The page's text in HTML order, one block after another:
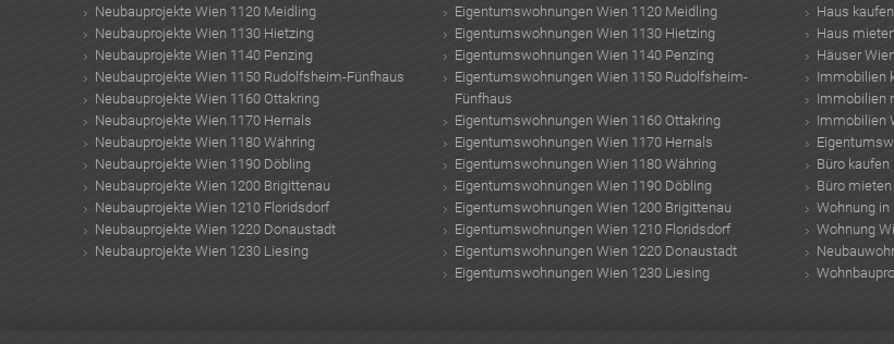
Neubauprojekte Wien 1120 Meidling
Neubauprojekte Wien 1130 Hietzing
Neubauprojekte Wien 1140 Penzing
Neubauprojekte Wien 1150 Rudolfsheim-Fünfhaus
Neubauprojekte Wien 1160 Ottakring
Neubauprojekte Wien 1170 Hernals
Neubauprojekte Wien 1180 Währing
Neubauprojekte Wien 1190 Döbling
Neubauprojekte Wien 1200 Brigittenau
Neubauprojekte Wien 1210 Floridsdorf
Neubauprojekte Wien 1220 Donaustadt
Neubauprojekte Wien 1230 Liesing
Eigentumswohnungen Wien 1120 Meidling
Eigentumswohnungen Wien 1130 Hietzing
Eigentumswohnungen Wien 1140 Penzing
Eigentumswohnungen Wien 1150 Rudolfsheim-
Fünfhaus
Eigentumswohnungen Wien 1160 Ottakring
Eigentumswohnungen Wien 1170 Hernals
Eigentumswohnungen Wien 1180 Währing
Eigentumswohnungen Wien 1190 Döbling
Eigentumswohnungen Wien 1200 Brigittenau
Eigentumswohnungen Wien 1210 Floridsdorf
Eigentumswohnungen Wien 1220 Donaustadt
Eigentumswohnungen Wien 1230 Liesing
Haus
Haus
Häuser Wien
Immobilien
Immobilien
Immobilien
Büro kaufen
Büro mieten
Wohnung in
Wohnung